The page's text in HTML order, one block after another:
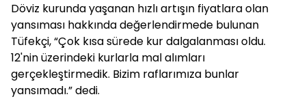
Döviz kurunda yaşanan hızlı artışın fiyatlara olan
yansıması hakkında değerlendirmede bulunan
Tüfekçi, “Çok kısa sürede kur dalgalanması oldu.
12'nin üzerindeki kurlarla mal alımları
gerçekleştirmedik. Bizim raflarımıza bunlar
yansımadı.” dedi.